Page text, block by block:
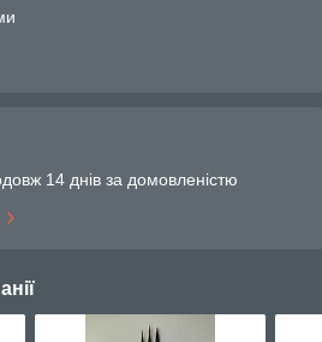
14 днів за домовленістю